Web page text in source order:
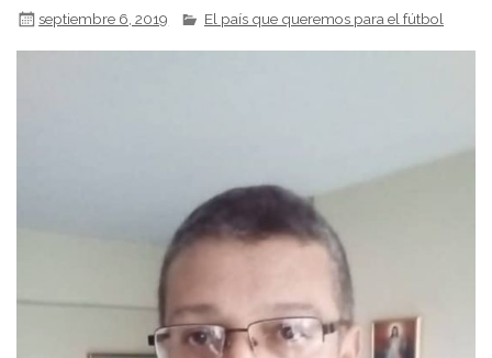
septiembre 6, 2019 El país que queremos para el fútbol